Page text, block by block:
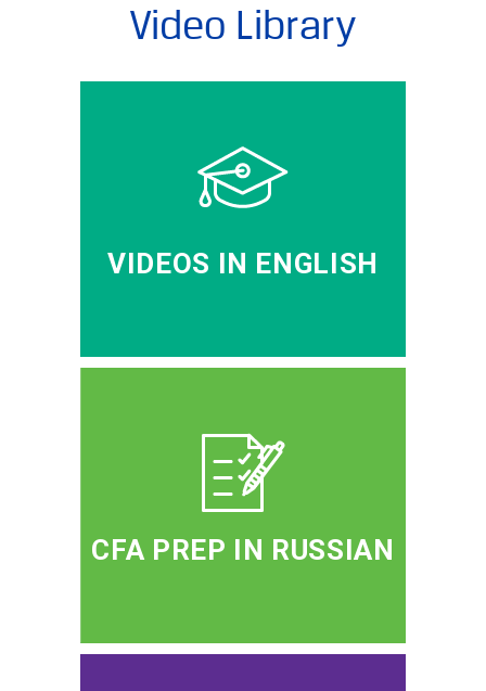
Video Library
VIDEOS IN ENGLISH
CFA PREP IN RUSSIAN